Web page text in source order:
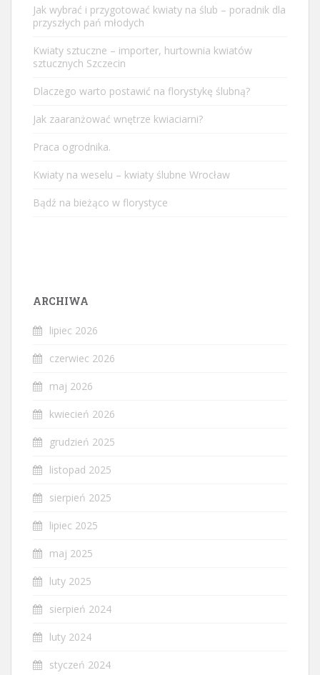
Jak wybrać i przygotować kwiaty na ślub – poradnik dla
przyszłych pań młodych
Kwiaty sztuczne – importer, hurtownia kwiatów
sztucznych Szczecin
Dlaczego warto postawić na florystykę ślubną?
Jak zaaranżować wnętrze kwiaciarni?
Praca ogrodnika.
Kwiaty na weselu – kwiaty ślubne Wrocław
Bądź na bieżąco w florystyce
ARCHIWA
lipiec 2026
czerwiec 2026
maj 2026
kwiecień 2026
grudzień 2025
listopad 2025
sierpień 2025
lipiec 2025
maj 2025
luty 2025
sierpień 2024
luty 2024
styczeń 2024